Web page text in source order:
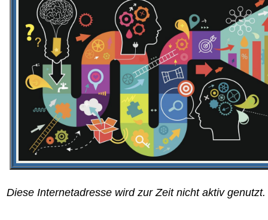
Diese Internetadresse wird zur Zeit nicht aktiv genutzt.